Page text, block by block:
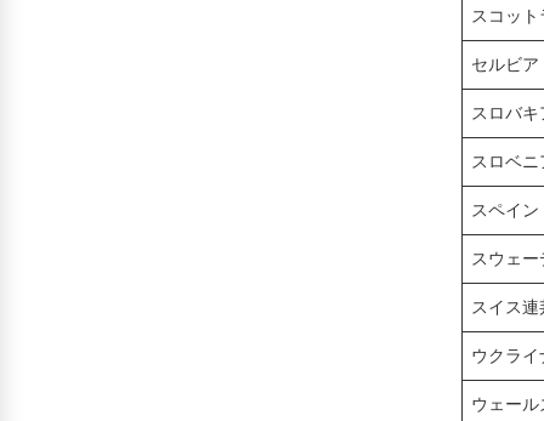
スコット
セルビ
スロバキ
スロベニ
スペイン
スウェー
スイス連
ウクライ
ウェール